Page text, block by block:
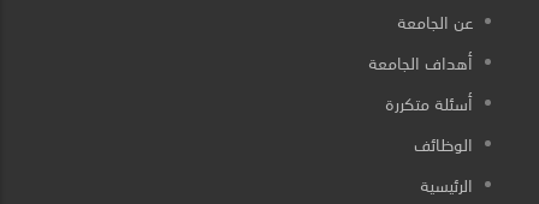
عن الجامعة
أهداف الجامعة
أسئلة متكررة
الوظائف
الرئيسية